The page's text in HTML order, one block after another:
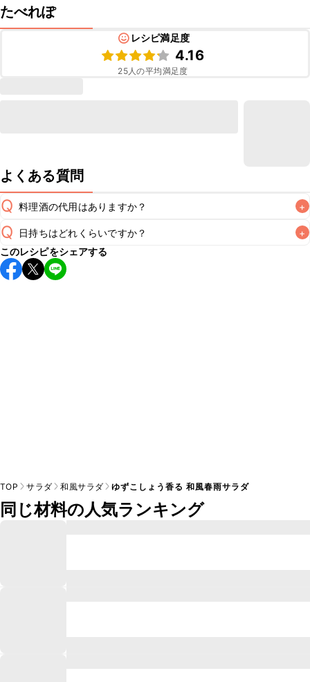
たべれぽ
レシピ満足度
4.16
25人の平均満足度
よくある質問
Q 料理酒の代用はありますか？ +
A
Q 日持ちはどれくらいですか？ +
保存期間は冷蔵で当日中が目安です。なるべくお早めにお召
し上がりください。
このレシピをシェアする
TOP サラダ 和風サラダ ゆずこしょう香る 和風春雨サラダ
同じ材料の人気ランキング